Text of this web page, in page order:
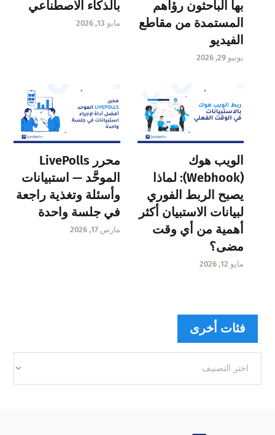
بها الباحثون رؤاهم
المستمدة من مقاطع
الفيديو
يونيو 29, 2026
بالذكاء الاصطناعي
مايو 13, 2026
الويب هوك
(Webhook): لماذا
يصبح الربط الفوري
لبيانات الاستبيان أكثر
أهمية من أي وقت
مضى؟
مايو 12, 2026
محرر LivePolls
الموحَّد — استبيانات
وأسئلة وتغذية راجعة
في جلسة واحدة
مارس 17, 2026
فئات أخرى
أخرى